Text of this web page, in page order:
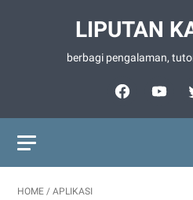
LIPUTAN
berbagi pengalaman,
HOME / APLIKASI